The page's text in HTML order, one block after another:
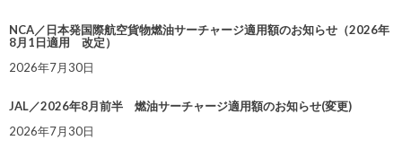
NCA／日本発国際航空貨物燃油サーチャージ適用額のお知らせ（2026年
8月1日適用 改定）
2026年7月30日
JAL／2026年8月前半 燃油サーチャージ適用額のお知らせ(変更)
2026年7月30日